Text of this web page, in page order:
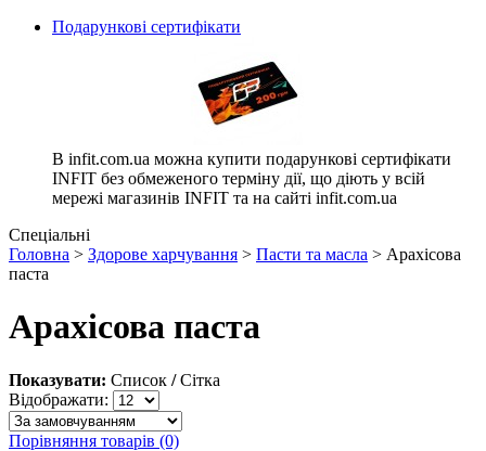
Подарункові сертифікати
В infit.com.ua можна купити подарункові сертифікати
INFIT без обмеженого терміну дії, що діють у всій
мережі магазинів INFIT та на сайті infit.com.ua
Спеціальні
Головна > Здорове харчування > Пасти та масла > Арахісова
паста
Арахісова паста
Показувати: Список / Сітка
Відображати:
Порівняння товарів (0)